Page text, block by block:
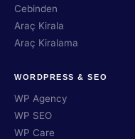
Cebinden
Araç Kirala
Araç Kiralama
WORDPRESS & SEO
WP Agency
WP SEO
WP Care